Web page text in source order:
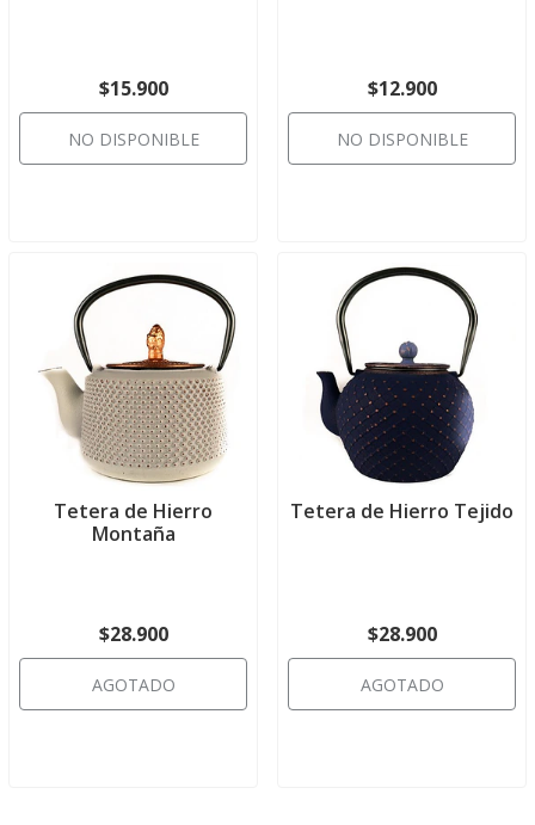
$15.900
NO DISPONIBLE
$12.900
NO DISPONIBLE
Tetera de Hierro
Montaña
$28.900
AGOTADO
Tetera de Hierro Tejido
$28.900
AGOTADO